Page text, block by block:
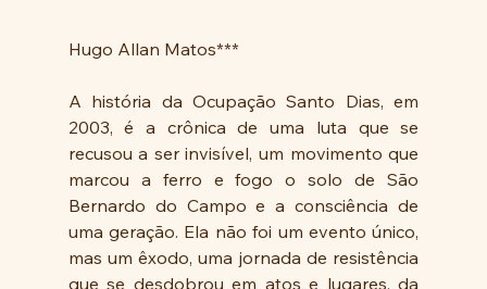
Hugo Allan Matos***
A história da Ocupação Santo Dias, em
2003, é a crônica de uma luta que se
recusou a ser invisível, um movimento que
marcou a ferro e fogo o solo de São
Bernardo do Campo e a consciência de
uma geração. Ela não foi um evento único,
mas um êxodo, uma jornada de resistência
que se desdobrou em atos e lugares, da